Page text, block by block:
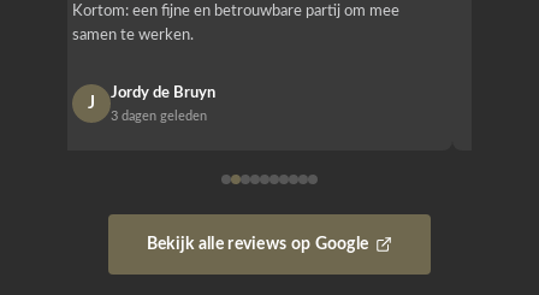
Kortom: een fijne en betrouwbare partij om mee
samen te werken.
J
Jordy de Bruyn
3 dagen geleden
Bekijk alle reviews op Google